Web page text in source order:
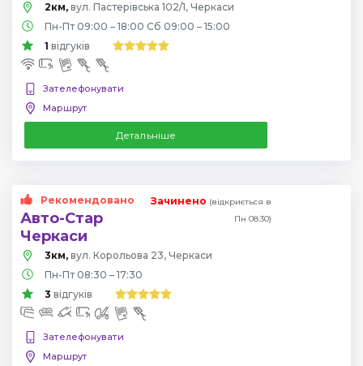
2км, вул. Пастерівська 102/1, Черкаси
Пн-Пт 09:00 – 18:00 Сб 09:00 – 15:00
1 відгуків
Зателефонувати
Маршрут
Детальніше
Рекомендовано
Авто-Стар
Черкаси
Зачинено (відкриється в
Пн 08:30)
3км, вул. Корольова 23, Черкаси
Пн-Пт 08:30 – 17:30
3 відгуків
Зателефонувати
Маршрут